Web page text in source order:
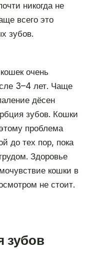
никогда не
всего это
зубов.
очень
3–4 лет. Чаще
дёсен
зубов. Кошки
проблема
до тех пор, пока
Здоровье
кошки в
не стоит.
зубов